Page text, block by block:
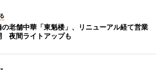
の老舗中華「東魁楼」、リニューアル経て営業
夜間ライトアップも